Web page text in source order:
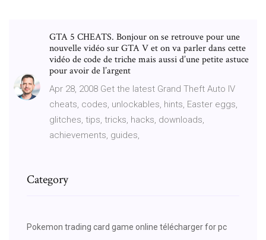
GTA 5 CHEATS. Bonjour on se retrouve pour une
nouvelle vidéo sur GTA V et on va parler dans cette
vidéo de code de triche mais aussi d’une petite astuce
pour avoir de l’argent
Apr 28, 2008 Get the latest Grand Theft Auto IV
cheats, codes, unlockables, hints, Easter eggs,
glitches, tips, tricks, hacks, downloads,
achievements, guides,
Category
Pokemon trading card game online télécharger for pc